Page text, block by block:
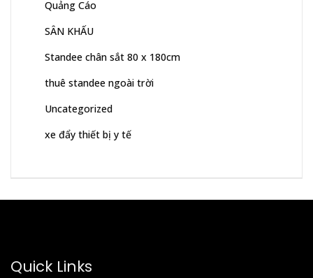
Quảng Cáo
SÂN KHẤU
Standee chân sắt 80 x 180cm
thuê standee ngoài trời
Uncategorized
xe đẩy thiết bị y tế
Quick Links